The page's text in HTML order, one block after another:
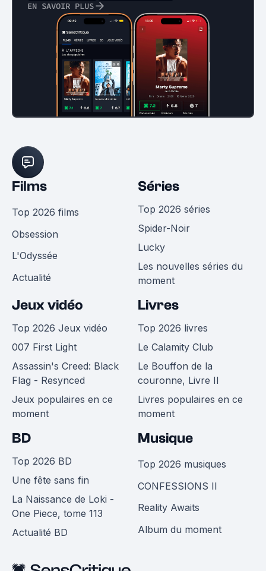
EN SAVOIR PLUS
Films
Top 2026 films
Obsession
L'Odyssée
Actualité
Séries
Top 2026 séries
Spider-Noir
Lucky
Les nouvelles séries du
moment
Jeux vidéo
Top 2026 Jeux vidéo
007 First Light
Assassin's Creed: Black
Flag - Resynced
Jeux populaires en ce
moment
Livres
Top 2026 livres
Le Calamity Club
Le Bouffon de la
couronne, Livre II
Livres populaires en ce
moment
BD
Top 2026 BD
Une fête sans fin
La Naissance de Loki -
One Piece, tome 113
Actualité BD
Musique
Top 2026 musiques
CONFESSIONS II
Reality Awaits
Album du moment